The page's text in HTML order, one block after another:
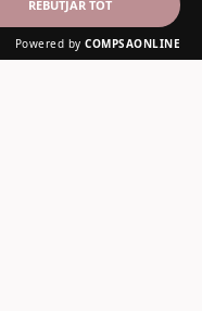
REBUTJAR TOT
Powered by COMPSAONLINE